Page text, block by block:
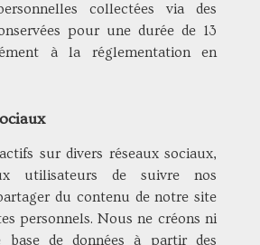
collectées via des
pour une durée de 13
à la réglementation en
sur divers réseaux sociaux,
utilisateurs de suivre nos
du contenu de notre site
personnels. Nous ne créons ni
base de données à partir des